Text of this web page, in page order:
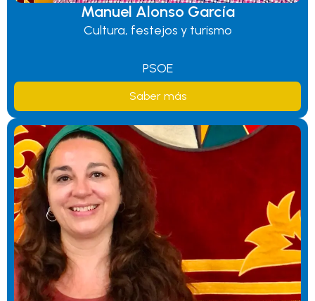
Manuel Alonso García
Cultura, festejos y turismo
PSOE
Saber más